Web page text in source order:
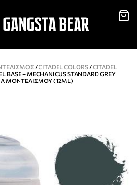
/CITADEL COLORS/CITADEL
BASE – MECHANICUS STANDARD GREY
ΜΟΝΤΕΛΙΣΜΟΎ (12ML)